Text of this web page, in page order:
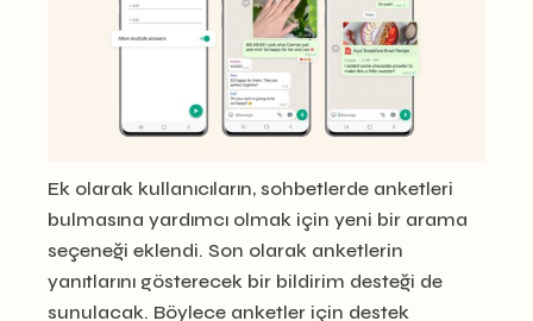
Ek olarak kullanıcıların, sohbetlerde anketleri
bulmasına yardımcı olmak için yeni bir arama
seçeneği eklendi. Son olarak anketlerin
yanıtlarını gösterecek bir bildirim desteği de
sunulacak. Böylece anketler için destek